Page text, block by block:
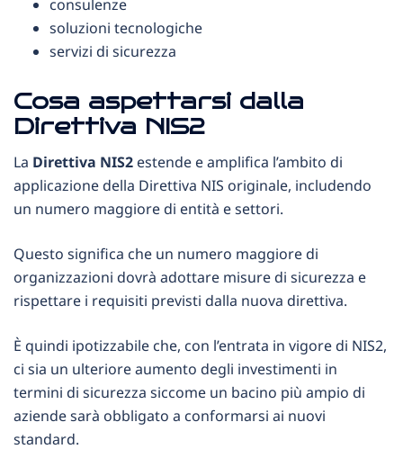
consulenze
soluzioni tecnologiche
servizi di sicurezza
Cosa aspettarsi dalla
Direttiva NIS2
La Direttiva NIS2 estende e amplifica l’ambito di
applicazione della Direttiva NIS originale, includendo
un numero maggiore di entità e settori.
Questo significa che un numero maggiore di
organizzazioni dovrà adottare misure di sicurezza e
rispettare i requisiti previsti dalla nuova direttiva.
È quindi ipotizzabile che, con l’entrata in vigore di NIS2,
ci sia un ulteriore aumento degli investimenti in
termini di sicurezza siccome un bacino più ampio di
aziende sarà obbligato a conformarsi ai nuovi
standard.